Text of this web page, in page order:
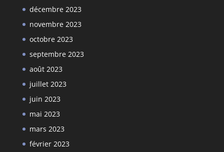
décembre 2023
novembre 2023
octobre 2023
septembre 2023
août 2023
juillet 2023
juin 2023
mai 2023
mars 2023
février 2023